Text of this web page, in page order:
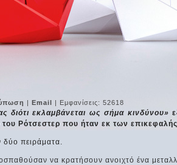
| Email | Εμφανίσεις: 52618
διότι εκλαμβάνεται ως σήμα κινδύνου»
Ρότσεστερ που ήταν εκ των επικεφαλής
δύο πειράματα.
να κρατήσουν ανοιχτό ένα